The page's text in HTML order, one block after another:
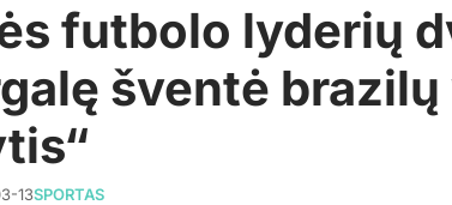
futbolo lyderių
šventė brazilų
13SPORTAS